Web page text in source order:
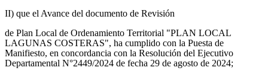
II) que el Avance del documento de Revisión
de Plan Local de Ordenamiento Territorial "PLAN LOCAL
LAGUNAS COSTERAS", ha cumplido con la Puesta de
Manifiesto, en concordancia con la Resolución del Ejecutivo
Departamental N°2449/2024 de fecha 29 de agosto de 2024;